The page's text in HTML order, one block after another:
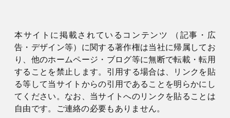
本サイトに掲載されているコンテンツ （記事・広
告・デザイン等）に関する著作権は当社に帰属してお
り、他のホームページ・ブログ等に無断で転載・転用
することを禁止します。引用する場合は、リンクを貼
る等して当サイトからの引用であることを明らかにし
てください。なお、当サイトへのリンクを貼ることは
自由です。ご連絡の必要もありません。